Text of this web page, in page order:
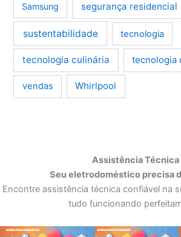
Samsung segurança residencial
sustentabilidade tecnologia
tecnologia culinária tecnologia
vendas Whirlpool
Assistência Técnica
Seu eletrodoméstico precisa
Encontre assistência técnica confiável na
tudo funcionando